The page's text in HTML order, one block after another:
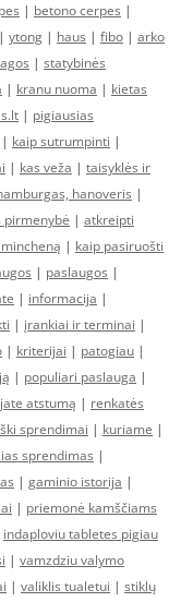
| betono cerpes |
| ytong | haus | fibo | arko
| statybinės
| kranu nuoma | kietas
| pigiausias
| kaip sutrumpinti |
| kas veža | taisyklės ir
hanoveris |
pirmenybė | atkreipti
| kaip pasiruošti
| paslaugos |
| informacija |
| įrankiai ir terminai |
| kriterijai | patogiau |
| populiari paslauga |
atstumą | renkatės
sprendimai | kuriame |
sprendimas |
| gaminio istorija |
| priemonė kamščiams
indaploviu tabletes pigiau
| vamzdziu valymo
| valiklis tualetui | stiklų